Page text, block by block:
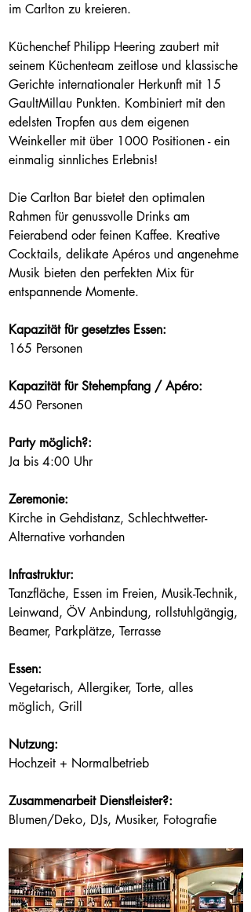
im Carlton zu kreieren.
Küchenchef Philipp Heering zaubert mit
seinem Küchenteam zeitlose und klassische
Gerichte internationaler Herkunft mit 15
GaultMillau Punkten. Kombiniert mit den
edelsten Tropfen aus dem eigenen
Weinkeller mit über 1000 Positionen - ein
einmalig sinnliches Erlebnis!
Die Carlton Bar bietet den optimalen
Rahmen für genussvolle Drinks am
Feierabend oder feinen Kaffee. Kreative
Cocktails, delikate Apéros und angenehme
Musik bieten den perfekten Mix für
entspannende Momente.
Kapazität für gesetztes Essen:
165 Personen
Kapazität für Stehempfang / Apéro:
450 Personen
Party möglich?:
Ja bis 4:00 Uhr
Zeremonie:
Kirche in Gehdistanz, Schlechtwetter-
Alternative vorhanden
Infrastruktur:
Tanzfläche, Essen im Freien, Musik-Technik,
Leinwand, ÖV Anbindung, rollstuhlgängig,
Beamer, Parkplätze, Terrasse
Essen:
Vegetarisch, Allergiker, Torte, alles
möglich, Grill
Nutzung:
Hochzeit + Normalbetrieb
Zusammenarbeit Dienstleister?:
Blumen/Deko, DJs, Musiker, Fotografie